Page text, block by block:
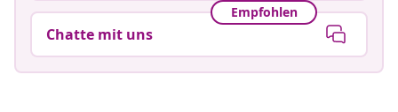
Empfohlen
Chatte mit uns